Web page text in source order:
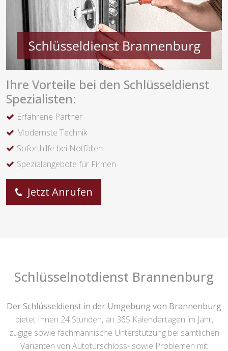
Ihre Vorteile bei den Schlüsseldienst
Spezialisten:
Erfahrene Partner
Modernste Technik
Soforthilfe bei Notfällen
Spezialangebote für Firmen
Jetzt Anrufen
Schlüsselnotdienst Brannenburg
Der Schlüsseldienst in der Umgebung von Brannenburg
bietet Ihnen 24 Stunden, an 365 Kalendertagen im Jahr,
zügige sowie fachmännische Unterstützung bei sämtlichen
Varianten von Autotürschloss- sowie Problemen mit